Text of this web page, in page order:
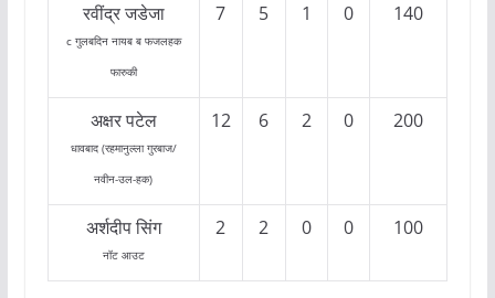
रवींद्र जडेजा
c गुलबदिन नायब ब फजलहक
फारुकी
7 5 1 0 140
अक्षर पटेल
धावबाद (रहमानुल्ला गुरबाज/
नवीन-उल-हक)
12 6 2 0 200
अर्शदीप सिंग
नॉट आउट
2 2 0 0 100